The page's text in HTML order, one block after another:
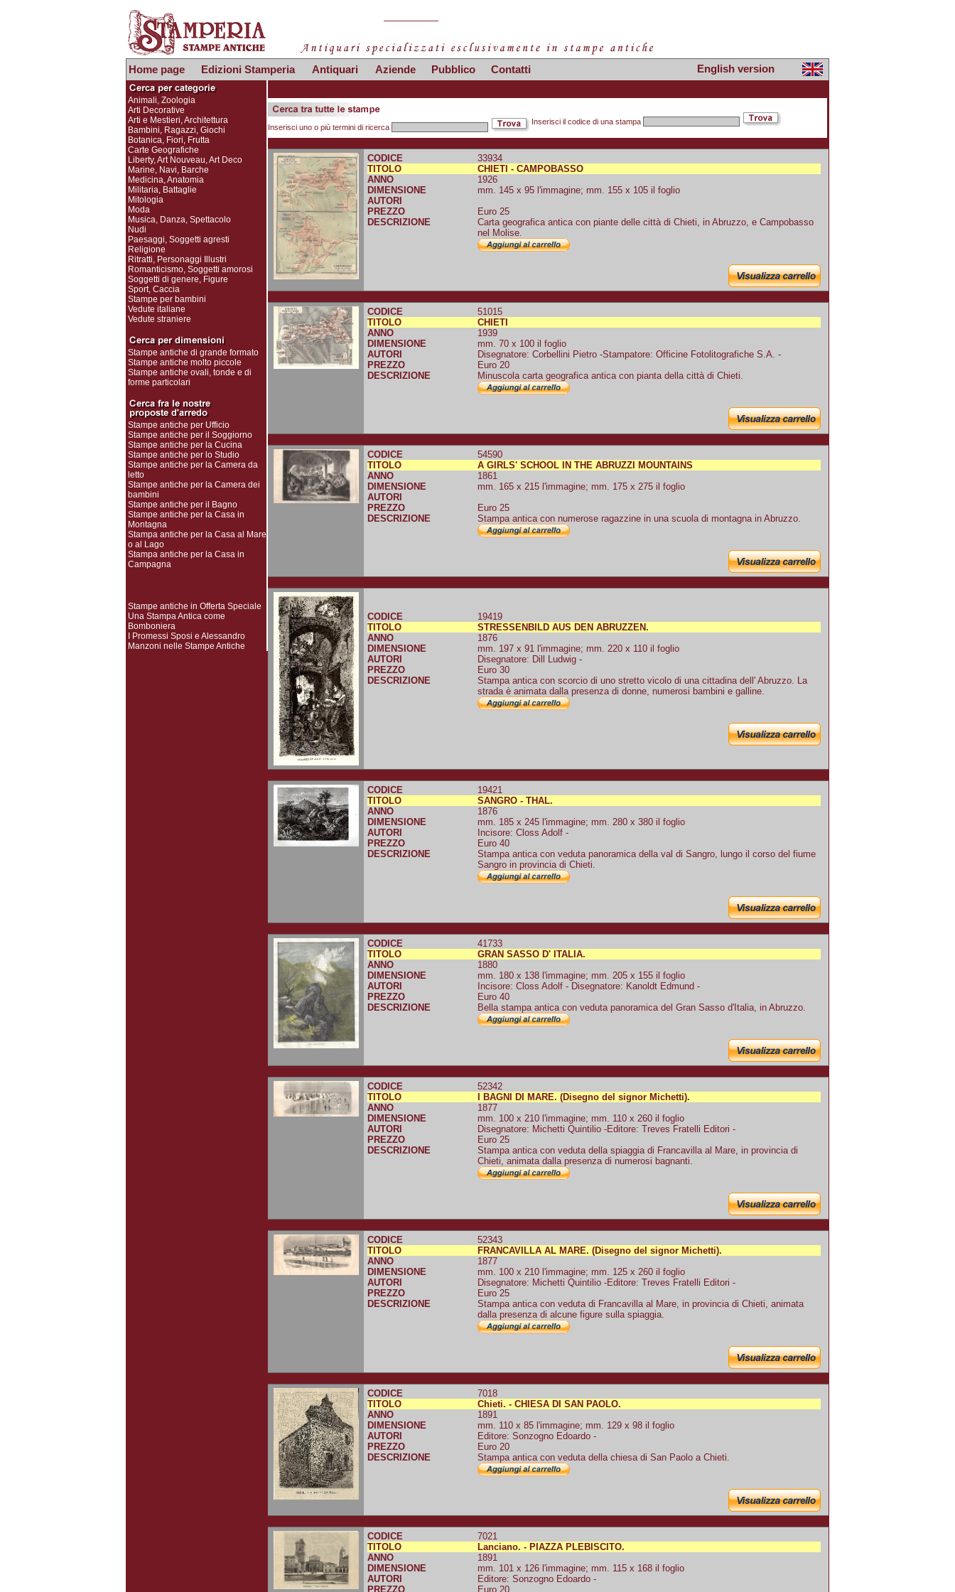
Home page Edizioni Stamperia Antiquari Aziende Pubblico Contatti English version
Animali, Zoologia
Arti Decorative
Arti e Mestieri, Architettura
Bambini, Ragazzi, Giochi
Botanica, Fiori, Frutta
Carte Geografiche
Liberty, Art Nouveau, Art Deco
Marine, Navi, Barche
Medicina, Anatomia
Militaria, Battaglie
Mitologia
Moda
Musica, Danza, Spettacolo
Nudi
Paesaggi, Soggetti agresti
Religione
Ritratti, Personaggi Illustri
Romanticismo, Soggetti amorosi
Soggetti di genere, Figure
Sport, Caccia
Stampe per bambini
Vedute italiane
Vedute straniere
Stampe antiche di grande formato
Stampe antiche molto piccole
Stampe antiche ovali, tonde e di
forme particolari
Stampe antiche per Ufficio
Stampe antiche per il Soggiorno
Stampe antiche per la Cucina
Stampe antiche per lo Studio
Stampe antiche per la Camera da
letto
Stampe antiche per la Camera dei
bambini
Stampe antiche per il Bagno
Stampe antiche per la Casa in
Montagna
Stampa antiche per la Casa al Mare
o al Lago
Stampa antiche per la Casa in
Campagna
Stampe antiche in Offerta Speciale
Una Stampa Antica come
Bomboniera
I Promessi Sposi e Alessandro
Manzoni nelle Stampe Antiche
Inserisci uno o più termini di ricerca
Inserisci il codice di una stampa
CODICE
33934
TITOLO
CHIETI - CAMPOBASSO
ANNO
1926
DIMENSIONE
mm. 145 x 95 l'immagine; mm. 155 x 105 il foglio
AUTORI
PREZZO
Euro 25
DESCRIZIONE
Carta geografica antica con piante delle città di Chieti, in Abruzzo, e Campobasso
nel Molise.
CODICE
51015
TITOLO
CHIETI
ANNO
1939
DIMENSIONE
mm. 70 x 100 il foglio
AUTORI
Disegnatore: Corbellini Pietro -Stampatore: Officine Fotolitografiche S.A. -
PREZZO
Euro 20
DESCRIZIONE
Minuscola carta geografica antica con pianta della città di Chieti.
CODICE
54590
TITOLO
A GIRLS' SCHOOL IN THE ABRUZZI MOUNTAINS
ANNO
1861
DIMENSIONE
mm. 165 x 215 l'immagine; mm. 175 x 275 il foglio
AUTORI
PREZZO
Euro 25
DESCRIZIONE
Stampa antica con numerose ragazzine in una scuola di montagna in Abruzzo.
CODICE
19419
TITOLO
STRESSENBILD AUS DEN ABRUZZEN.
ANNO
1876
DIMENSIONE
mm. 197 x 91 l'immagine; mm. 220 x 110 il foglio
AUTORI
Disegnatore: Dill Ludwig -
PREZZO
Euro 30
DESCRIZIONE
Stampa antica con scorcio di uno stretto vicolo di una cittadina dell' Abruzzo. La
strada è animata dalla presenza di donne, numerosi bambini e galline.
CODICE
19421
TITOLO
SANGRO - THAL.
ANNO
1876
DIMENSIONE
mm. 185 x 245 l'immagine; mm. 280 x 380 il foglio
AUTORI
Incisore: Closs Adolf -
PREZZO
Euro 40
DESCRIZIONE
Stampa antica con veduta panoramica della val di Sangro, lungo il corso del fiume
Sangro in provincia di Chieti.
CODICE
41733
TITOLO
GRAN SASSO D' ITALIA.
ANNO
1880
DIMENSIONE
mm. 180 x 138 l'immagine; mm. 205 x 155 il foglio
AUTORI
Incisore: Closs Adolf - Disegnatore: Kanoldt Edmund -
PREZZO
Euro 40
DESCRIZIONE
Bella stampa antica con veduta panoramica del Gran Sasso d'Italia, in Abruzzo.
CODICE
52342
TITOLO
I BAGNI DI MARE. (Disegno del signor Michetti).
ANNO
1877
DIMENSIONE
mm. 100 x 210 l'immagine; mm. 110 x 260 il foglio
AUTORI
Disegnatore: Michetti Quintilio -Editore: Treves Fratelli Editori -
PREZZO
Euro 25
DESCRIZIONE
Stampa antica con veduta della spiaggia di Francavilla al Mare, in provincia di
Chieti, animata dalla presenza di numerosi bagnanti.
CODICE
52343
TITOLO
FRANCAVILLA AL MARE. (Disegno del signor Michetti).
ANNO
1877
DIMENSIONE
mm. 100 x 210 l'immagine; mm. 125 x 260 il foglio
AUTORI
Disegnatore: Michetti Quintilio -Editore: Treves Fratelli Editori -
PREZZO
Euro 25
DESCRIZIONE
Stampa antica con veduta di Francavilla al Mare, in provincia di Chieti, animata
dalla presenza di alcune figure sulla spiaggia.
CODICE
7018
TITOLO
Chieti. - CHIESA DI SAN PAOLO.
ANNO
1891
DIMENSIONE
mm. 110 x 85 l'immagine; mm. 129 x 98 il foglio
AUTORI
Editore: Sonzogno Edoardo -
PREZZO
Euro 20
DESCRIZIONE
Stampa antica con veduta della chiesa di San Paolo a Chieti.
CODICE
7021
TITOLO
Lanciano. - PIAZZA PLEBISCITO.
ANNO
1891
DIMENSIONE
mm. 101 x 126 l'immagine; mm. 115 x 168 il foglio
AUTORI
Editore: Sonzogno Edoardo -
PREZZO
Euro 20